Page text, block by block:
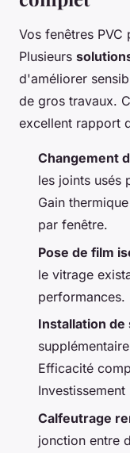
Vos fenêtres
Plusieurs
d'améliorer
de gros travaux.
excellent rapport
Changement
les joints usés
Gain
par fenêtre.
Pose de film
le vitrage
Installation
Efficacité
Calfeutrage
jonction entre